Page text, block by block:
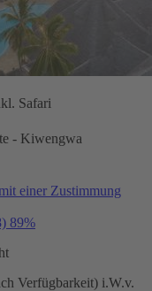
Safari
- Kiwengwa
einer Zustimmung
89%
Verfügbarkeit) i.W.v.